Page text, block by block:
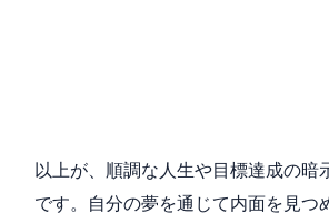
以上が、順調な人生や目標達成の暗
です。自分の夢を通じて内面を見つ